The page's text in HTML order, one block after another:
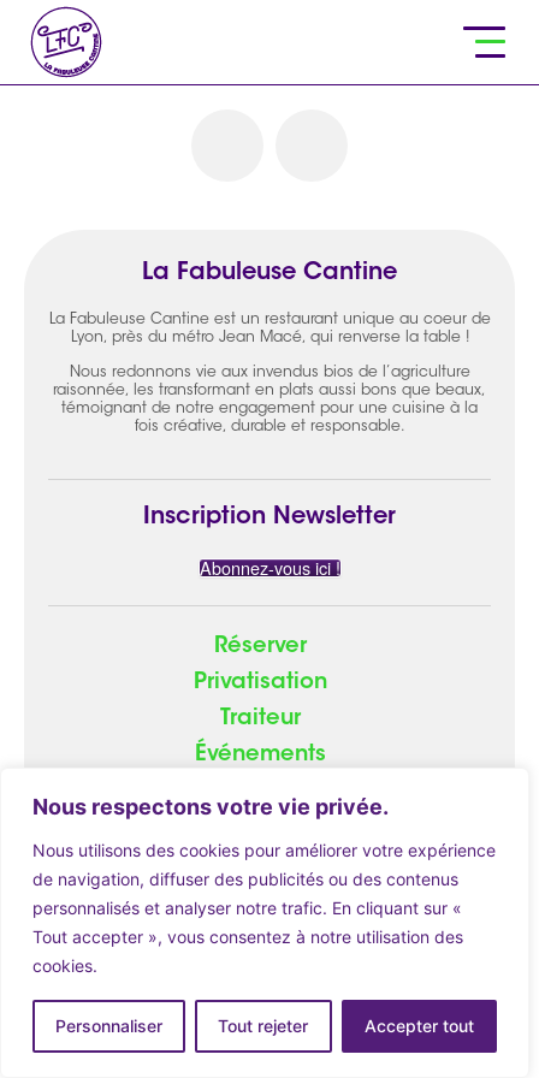
Nous respectons votre vie privée.
Nous utilisons des cookies pour améliorer votre expérience
de navigation, diffuser des publicités ou des contenus
personnalisés et analyser notre trafic. En cliquant sur «
Tout accepter », vous consentez à notre utilisation des
cookies.
Personnaliser Tout rejeter Accepter tout
Réserver
La Fabuleuse Cantine
La Fabuleuse Cantine est un restaurant unique au coeur de
Lyon, près du métro Jean Macé, qui renverse la table !
Nous redonnons vie aux invendus bios de l’agriculture
raisonnée, les transformant en plats aussi bons que beaux,
témoignant de notre engagement pour une cuisine à la
fois créative, durable et responsable.
Inscription Newsletter
Abonnez-vous ici !
Réserver
Privatisation
Traiteur
Événements
© 2026 ATOME.red | Mentions Légales